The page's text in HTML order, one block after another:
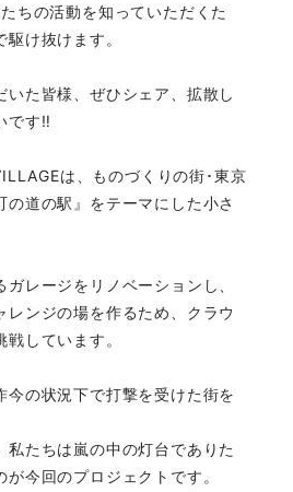
ちの活動を知っていただくた
け抜けます。
いた皆様、ぜひシェア、拡散し
です‼️
は、ものづくりの街･東京
の道の駅』をテーマにした小さ
レージをリノベーションし、
レンジの場を作るため、クラウ
戦しています。
今の状況下で打撃を受けた街を
私たちは嵐の中の灯台でありた
今回のプロジェクトです。